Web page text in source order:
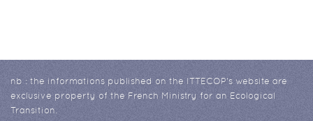
nb : the informations published on the ITTECOP's website are
exclusive property of the French Ministry for an Ecological
Transition.